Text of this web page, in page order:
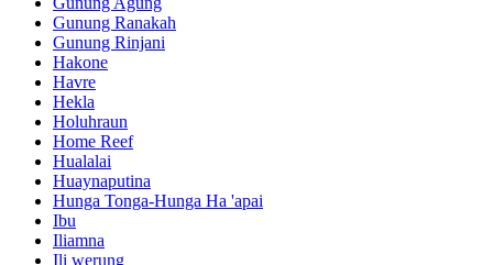
Gunung Ranakah
Gunung Rinjani
Hakone
Havre
Hekla
Holuhraun
Home Reef
Hualalai
Huaynaputina
Hunga Tonga-Hunga Ha 'apai
Ibu
Iliamna
Ili werung